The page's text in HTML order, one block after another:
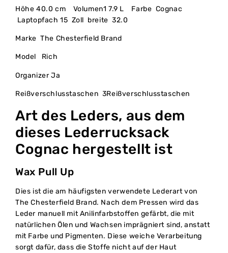
Höhe 40.0 cm Volumen1 7.9 L Farbe Cognac
Laptopfach 15 Zoll breite 32.0
Marke The Chesterfield Brand
Model Rich
Organizer Ja
Reißverschlusstaschen 3Reißverschlusstaschen
Art des Leders, aus dem
dieses Lederrucksack
Cognac hergestellt ist
Wax Pull Up
Dies ist die am häufigsten verwendete Lederart von
The Chesterfield Brand. Nach dem Pressen wird das
Leder manuell mit Anilinfarbstoffen gefärbt, die mit
natürlichen Ölen und Wachsen imprägniert sind, anstatt
mit Farbe und Pigmenten. Diese weiche Verarbeitung
sorgt dafür, dass die Stoffe nicht auf der Haut